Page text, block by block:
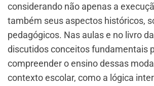
considerando não apenas a
também seus aspectos históricos,
pedagógicos. Nas aulas e no livro
discutidos conceitos fundamentais
compreender o ensino dessas
contexto escolar, como a lógica